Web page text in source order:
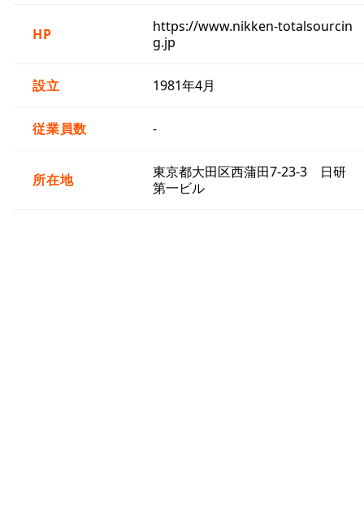
HP
https://www.nikken-totalsourcin
g.jp
設立 1981年4月
従業員数 -
所在地
東京都大田区西蒲田7-23-3 日研
第一ビル